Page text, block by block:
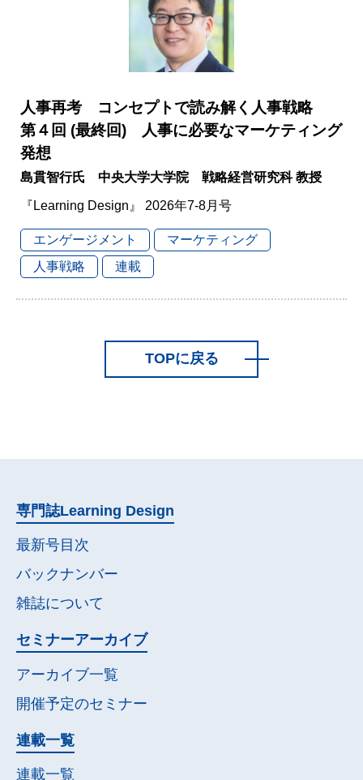
人事再考 コンセプトで読み解く人事戦略
第４回 (最終回) 人事に必要なマーケティング
発想
島貫智行氏 中央大学大学院 戦略経営研究科 教授
『Learning Design』 2026年7-8月号
エンゲージメント
マーケティング
人事戦略
連載
TOPに戻る
専門誌Learning Design
最新号目次
バックナンバー
雑誌について
セミナーアーカイブ
アーカイブ一覧
開催予定のセミナー
連載一覧
連載一覧